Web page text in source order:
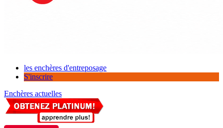
les enchères d'entreposage
S'inscrire
Enchères actuelles